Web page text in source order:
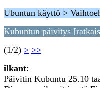
Ubuntun käyttö >
Kubuntun päivitys
(1/2) > >>
ilkant:
Päivitin Kubuntu 25.10